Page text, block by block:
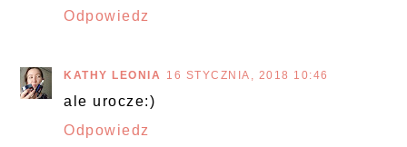
Odpowiedz
KATHY LEONIA 16 STYCZNIA, 2018 10:46
ale urocze:)
Odpowiedz